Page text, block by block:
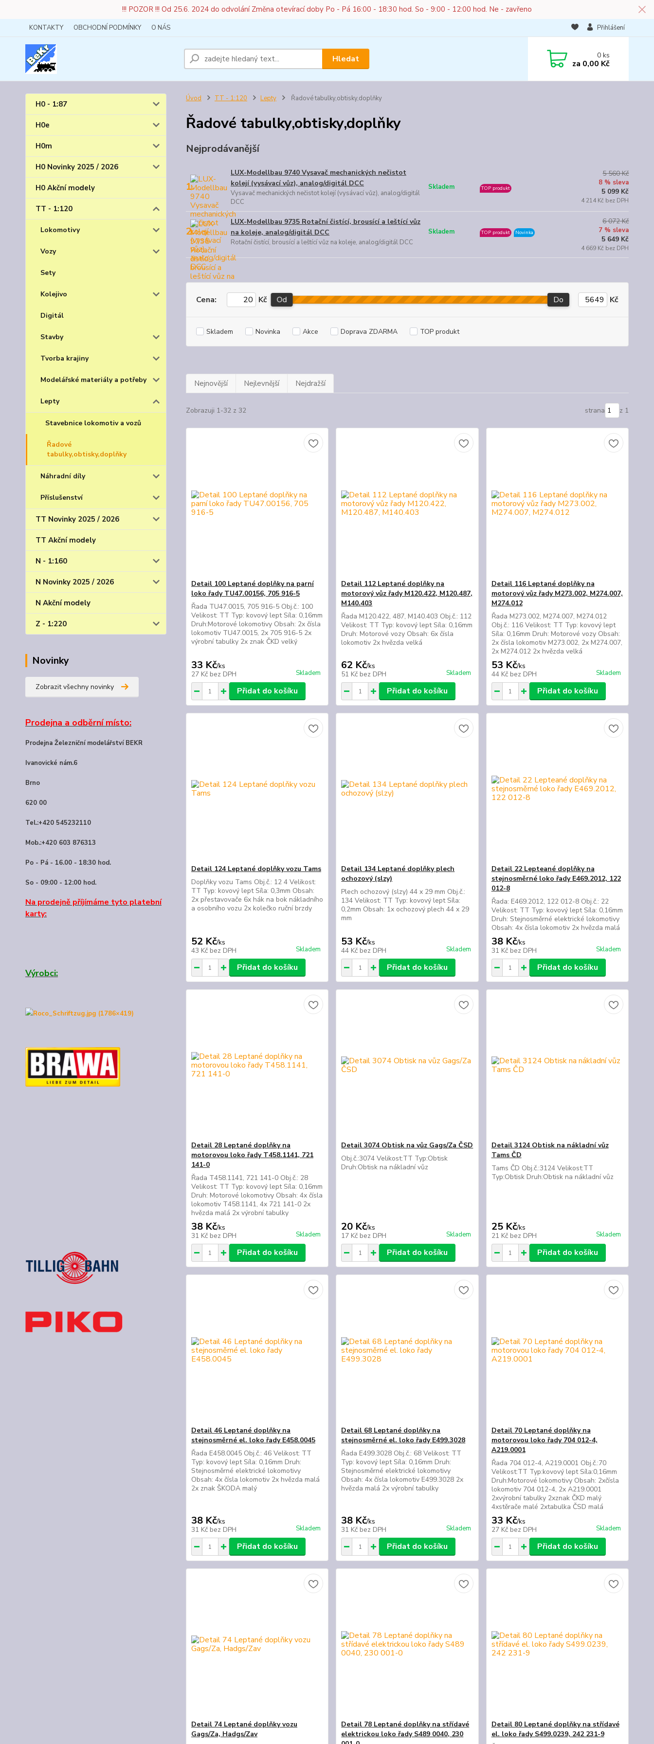
!!! POZOR !!! Od 25.6. 2024 do odvolání Změna otevírací doby Po - Pá 16:00 - 18:30 hod. So - 9:00 - 12:00 hod. Ne - zavřeno
KONTAKTY OBCHODNÍ PODMÍNKY O NÁS Přihlášení
Hledat 0ks
za 0,00 Kč
H0 - 1:87
H0e
H0m
H0 Novinky 2025 / 2026
H0 Akční modely
TT - 1:120
Lokomotivy
Vozy
Sety
Kolejivo
Digitál
Stavby
Tvorba krajiny
Modelářské materiály a potřeby
Lepty
Stavebnice lokomotiv a vozů
Řadové
tabulky,obtisky,doplňky
Náhradní díly
Příslušenství
TT Novinky 2025 / 2026
TT Akční modely
N - 1:160
N Novinky 2025 / 2026
N Akční modely
Z - 1:220
Novinky
Zobrazit všechny novinky
Prodejna a odběrní místo:
Prodejna Železniční modelářství BEKR
Ivanovické nám.6
Brno
620 00
Tel.:+420 545232110
Mob.:+420 603 876313
Po - Pá - 16.00 - 18:30 hod.
So - 09:00 - 12:00 hod.
Na prodejně příjímáme tyto platební
karty:
Výrobci:
Úvod TT - 1:120 Lepty Řadové tabulky,obtisky,doplňky
Řadové tabulky,obtisky,doplňky
Nejprodávanější
1.
LUX-Modellbau 9740 Vysavač mechanických nečistot
kolejí (vysávací vůz), analog/digitál DCC
Vysavač mechanických nečistot kolejí (vysávací vůz), analog/digitál
DCC
Skladem TOP produkt
5 560 Kč
8 % sleva
5 099 Kč
4 214 Kč bez DPH
2.
LUX-Modellbau 9735 Rotační čistící, brousící a leštící vůz
na koleje, analog/digitál DCC
Rotační čistící, brousící a leštící vůz na koleje, analog/digitál DCC
Skladem TOP produkt Novinka
6 072 Kč
7 % sleva
5 649 Kč
4 669 Kč bez DPH
Cena: Kč Od Do Kč
Skladem Novinka Akce Doprava ZDARMA TOP produkt
Nejnovější Nejlevnější Nejdražší
Zobrazuji 1-32 z 32 strana z 1
Detail 100 Leptané doplňky na parní
loko řady TU47.00156, 705 916-5
Řada TU47.0015, 705 916-5 Obj.č.: 100
Velikost: TT Typ: kovový lept Síla: 0,16mm
Druh:Motorové lokomotivy Obsah: 2x čísla
lokomotiv TU47.0015, 2x 705 916-5 2x
výrobní tabulky 2x znak ČKD velký
33 Kč/ks
27 Kč bez DPH Skladem
Přidat do košíku
Detail 112 Leptané doplňky na
motorový vůz řady M120.422, M120.487,
M140.403
Řada M120.422, 487, M140.403 Obj.č.: 112
Velikost: TT Typ: kovový lept Síla: 0,16mm
Druh: Motorové vozy Obsah: 6x čísla
lokomotiv 2x hvězda velká
62 Kč/ks
51 Kč bez DPH Skladem
Přidat do košíku
Detail 116 Leptané doplňky na
motorový vůz řady M273.002, M274.007,
M274.012
Řada M273.002, M274.007, M274.012
Obj.č.: 116 Velikost: TT Typ: kovový lept
Síla: 0,16mm Druh: Motorové vozy Obsah:
2x čísla lokomotiv M273.002, 2x M274.007,
2x M274.012 2x hvězda velká
53 Kč/ks
44 Kč bez DPH Skladem
Přidat do košíku
Detail 124 Leptané doplňky vozu Tams
Doplňky vozu Tams Obj.č.: 12 4 Velikost:
TT Typ: kovový lept Síla: 0,3mm Obsah:
2x přestavovače 6x hák na bok nákladního
a osobního vozu 2x kolečko ruční brzdy
52 Kč/ks
43 Kč bez DPH Skladem
Přidat do košíku
Detail 134 Leptané doplňky plech
ochozový (slzy)
Plech ochozový (slzy) 44 x 29 mm Obj.č.:
134 Velikost: TT Typ: kovový lept Síla:
0,2mm Obsah: 1x ochozový plech 44 x 29
mm
53 Kč/ks
44 Kč bez DPH Skladem
Přidat do košíku
Detail 22 Lepteané doplňky na
stejnosměrné loko řady E469.2012, 122
012-8
Řada: E469.2012, 122 012-8 Obj.č.: 22
Velikost: TT Typ: kovový lept Síla: 0,16mm
Druh: Stejnosměrné elektrické lokomotivy
Obsah: 4x čísla lokomotiv 2x hvězda malá
38 Kč/ks
31 Kč bez DPH Skladem
Přidat do košíku
Detail 28 Leptané doplňky na
motorovou loko řady T458.1141, 721
141-0
Řada T458.1141, 721 141-0 Obj.č.: 28
Velikost: TT Typ: kovový lept Síla: 0,16mm
Druh: Motorové lokomotivy Obsah: 4x čísla
lokomotiv T458.1141, 4x 721 141-0 2x
hvězda malá 2x výrobní tabulky
38 Kč/ks
31 Kč bez DPH Skladem
Přidat do košíku
Detail 3074 Obtisk na vůz Gags/Za ČSD
Obj.č.:3074 Velikost:TT Typ:Obtisk
Druh:Obtisk na nákladní vůz
20 Kč/ks
17 Kč bez DPH Skladem
Přidat do košíku
Detail 3124 Obtisk na nákladní vůz
Tams ČD
Tams ČD Obj.č.:3124 Velikost:TT
Typ:Obtisk Druh:Obtisk na nákladní vůz
25 Kč/ks
21 Kč bez DPH Skladem
Přidat do košíku
Detail 46 Leptané doplňky na
stejnosměrné el. loko řady E458.0045
Řada E458.0045 Obj.č.: 46 Velikost: TT
Typ: kovový lept Síla: 0,16mm Druh:
Stejnosměrné elektrické lokomotivy
Obsah: 4x čísla lokomotiv 2x hvězda malá
2x znak ŠKODA malý
38 Kč/ks
31 Kč bez DPH Skladem
Přidat do košíku
Detail 68 Leptané doplňky na
stejnosměrné el. loko řady E499.3028
Řada E499.3028 Obj.č.: 68 Velikost: TT
Typ: kovový lept Síla: 0,16mm Druh:
Stejnosměrné elektrické lokomotivy
Obsah: 4x čísla lokomotiv E499.3028 2x
hvězda malá 2x výrobní tabulky
38 Kč/ks
31 Kč bez DPH Skladem
Přidat do košíku
Detail 70 Leptané doplňky na
motorovou loko řady 704 012-4,
A219.0001
Řada 704 012-4, A219.0001 Obj.č.:70
Velikost:TT Typ:kovový lept Síla:0,16mm
Druh:Motorové lokomotivy Obsah: 2xčísla
lokomotiv 704 012-4, 2x A219.0001
2xvýrobní tabulky 2xznak ČKD malý
4xstěrače malé 2xtabulka ČSD malá
33 Kč/ks
27 Kč bez DPH Skladem
Přidat do košíku
Detail 74 Leptané doplňky vozu
Gags/Za, Hadgs/Zav
Detail 78 Leptané doplňky na střídavé
elektrickou loko řady S489 0040, 230
Detail 80 Leptané doplňky na střídavé
el. loko řady S499.0239, 242 231-9